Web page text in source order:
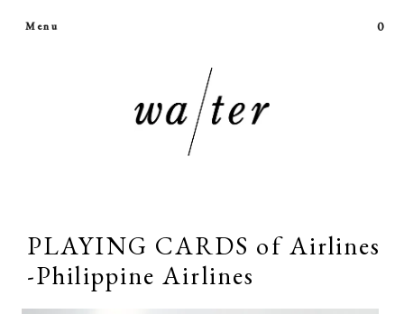
Menu 0
PLAYING CARDS of Airlines
-Philippine Airlines